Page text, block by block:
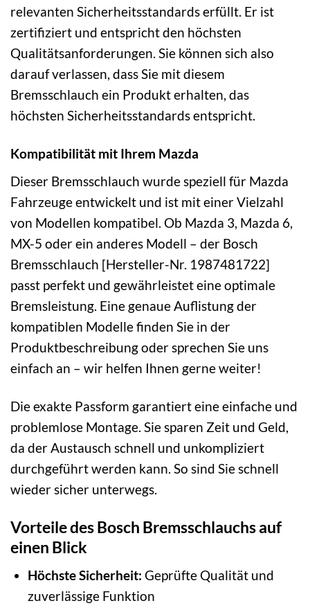
relevanten Sicherheitsstandards erfüllt. Er ist
zertifiziert und entspricht den höchsten
Qualitätsanforderungen. Sie können sich also
darauf verlassen, dass Sie mit diesem
Bremsschlauch ein Produkt erhalten, das
höchsten Sicherheitsstandards entspricht.
Kompatibilität mit Ihrem Mazda
Dieser Bremsschlauch wurde speziell für Mazda
Fahrzeuge entwickelt und ist mit einer Vielzahl
von Modellen kompatibel. Ob Mazda 3, Mazda 6,
MX-5 oder ein anderes Modell – der Bosch
Bremsschlauch [Hersteller-Nr. 1987481722]
passt perfekt und gewährleistet eine optimale
Bremsleistung. Eine genaue Auflistung der
kompatiblen Modelle finden Sie in der
Produktbeschreibung oder sprechen Sie uns
einfach an – wir helfen Ihnen gerne weiter!
Die exakte Passform garantiert eine einfache und
problemlose Montage. Sie sparen Zeit und Geld,
da der Austausch schnell und unkompliziert
durchgeführt werden kann. So sind Sie schnell
wieder sicher unterwegs.
Vorteile des Bosch Bremsschlauchs auf
einen Blick
Höchste Sicherheit: Geprüfte Qualität und
zuverlässige Funktion